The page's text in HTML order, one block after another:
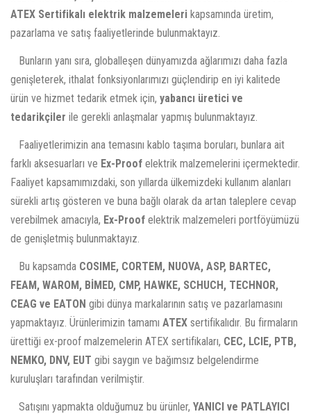
Ex-Proof Zone 2 Led Floresan
Ex-Proof Zone 2 Projektörler
Ex-Proof Tank Aydinlatma
Ex-Proof Seyyar Aydinlatma
Ex-Proof Redüksiyon Ve Adaptörler
Ex-Proof Dirsek
Ex-Proof Nipel
Ex-Proof Manşon
Ex-Proof Klemens Kutulari
Ex-Proof Camli Kutular
Ex-Proof Kumanda Kutulari Aluminyum
Ex-Proof Kumanda Kutulari Polyester
Ex-Proof Kablo Çekme Kutulari
Ex-Proof Kombine Priz Paneli
Ex-Proof Ikaz Sistemleri
Ex-Proof Motor Koruma Şalteri
Ex-Proof Vinç Kumanda Üniteleri
Ex-Proof Telefon
Ex-Proof Cep Telefonu
Ex-Proof Dedektörler
Ex-Proof Fanlar
Ex-Proof Radyatör
Ex-Proof Ayak Pedali
Ex-Proof Şamandira
Zone 1 Ürünler
Zone 2 Ürünler
ATEX Sertifikalı elektrik malzemeleri kapsamında üretim,
pazarlama ve satış faaliyetlerinde bulunmaktayız.
Bunların yanı sıra, globalleşen dünyamızda ağlarımızı daha fazla
genişleterek, ithalat fonksiyonlarımızı güçlendirip en iyi kalitede
ürün ve hizmet tedarik etmek için, yabancı üretici ve
tedarikçiler ile gerekli anlaşmalar yapmış bulunmaktayız.
Faaliyetlerimizin ana temasını kablo taşıma boruları, bunlara ait
farklı aksesuarları ve Ex-Proof elektrik malzemelerini içermektedir.
Faaliyet kapsamımızdaki, son yıllarda ülkemizdeki kullanım alanları
sürekli artış gösteren ve buna bağlı olarak da artan taleplere cevap
verebilmek amacıyla, Ex-Proof elektrik malzemeleri portföyümüzü
de genişletmiş bulunmaktayız.
Bu kapsamda COSIME, CORTEM, NUOVA, ASP, BARTEC,
FEAM, WAROM, BİMED, CMP, HAWKE, SCHUCH, TECHNOR,
CEAG ve EATON gibi dünya markalarının satış ve pazarlamasını
yapmaktayız. Ürünlerimizin tamamı ATEX sertifikalıdır. Bu firmaların
ürettiği ex-proof malzemelerin ATEX sertifikaları, CEC, LCIE, PTB,
NEMKO, DNV, EUT gibi saygın ve bağımsız belgelendirme
kuruluşları tarafından verilmiştir.
Satışını yapmakta olduğumuz bu ürünler, YANICI ve PATLAYICI